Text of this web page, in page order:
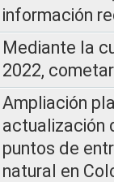
información
Mediante la
2022,
Ampliación
actualización
puntos de
natural en